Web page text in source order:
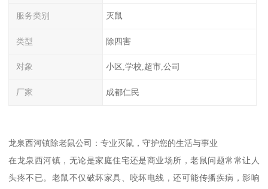
服务类别 灭鼠
类型 除四害
对象 小区,学校,超市,公司
厂家 成都仁民
龙泉西河镇除老鼠公司：专业灭鼠，守护您的生活与事业
在龙泉西河镇，无论是家庭住宅还是商业场所，老鼠问题常常让人
头疼不已。老鼠不仅破坏家具、咬坏电线，还可能传播疾病，影响